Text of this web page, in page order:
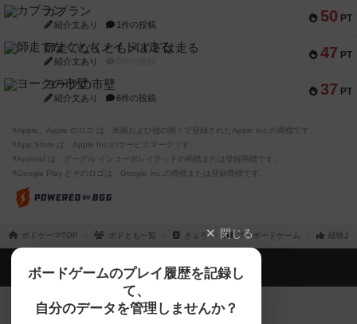
50 PT
カブラン
紹介文あり 1件の投稿
47 PT
師走でなくともメイドは走る
紹介文あり
37 PT
ヨークの市壁
紹介文あり 6件の投稿
※Apple、Apple のロゴ は、米国および他の国々で登録されたApple Inc.の商標です。
※App Store は、Apple Inc.のサービスマークです。
※Android は、グーグル インコーポレイテッドの商標または登録商標です。
※Google Play とそのロゴは、Google Inc.の商標または登録商標です。
ボドゲーマTOP ボドとも一覧 きょろ マイボードゲーム 経験あ
閉じる
ボードゲームのプレイ履歴を記録し
て、
自分のデータを管理しませんか？
ボドゲーマTOP
ボードゲームを検索する